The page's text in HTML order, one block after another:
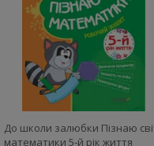
До школи залюбки Пізнаю
математики 5-й рік життя